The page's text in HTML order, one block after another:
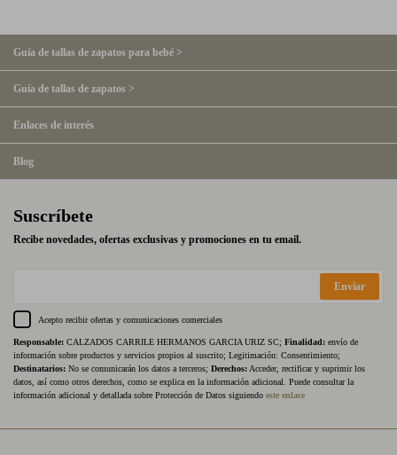
Guía de tallas de zapatos para bebé >
Guía de tallas de zapatos >
Enlaces de interés
Blog
Suscríbete
Recibe novedades, ofertas exclusivas y promociones en tu email.
Enviar
Acepto recibir ofertas y comunicaciones comerciales
Responsable: CALZADOS CARRILE HERMANOS GARCIA URIZ SC; Finalidad: envío de
información sobre productos y servicios propios al suscrito; Legitimación: Consentimiento;
Destinatarios: No se comunicarán los datos a terceros; Derechos: Acceder, rectificar y suprimir los
datos, así como otros derechos, como se explica en la información adicional. Puede consultar la
información adicional y detallada sobre Protección de Datos siguiendo este enlace